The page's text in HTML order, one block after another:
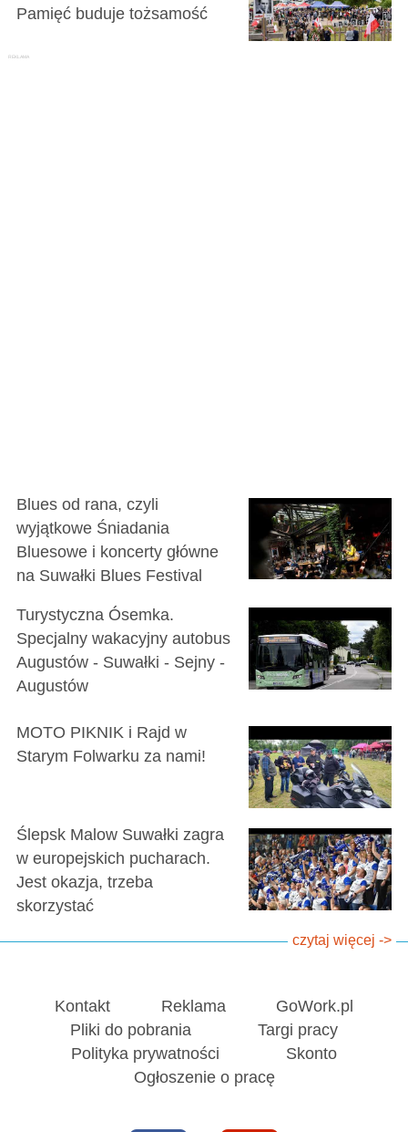
Pamięć buduje tożsamość
Blues od rana, czyli
wyjątkowe Śniadania
Bluesowe i koncerty główne
na Suwałki Blues Festival
Turystyczna Ósemka.
Specjalny wakacyjny autobus
Augustów - Suwałki - Sejny -
Augustów
MOTO PIKNIK i Rajd w
Starym Folwarku za nami!
Ślepsk Malow Suwałki zagra
w europejskich pucharach.
Jest okazja, trzeba
skorzystać
czytaj więcej ->
Kontakt Reklama
GoWork.pl
Pliki do pobrania
Targi pracy
Polityka prywatności
Skonto
Ogłoszenie o pracę